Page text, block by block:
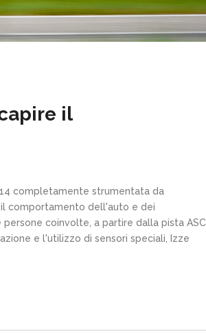
il
completamente strumentata da
il comportamento dell'auto e dei
coinvolte, a partire dalla pista ASC
e l'utilizzo di sensori speciali, Izze